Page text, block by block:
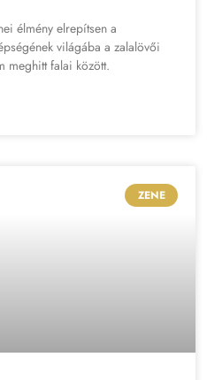
élmény elrepítsen a
világába a zalalövői
meghitt falai között.
ZENE